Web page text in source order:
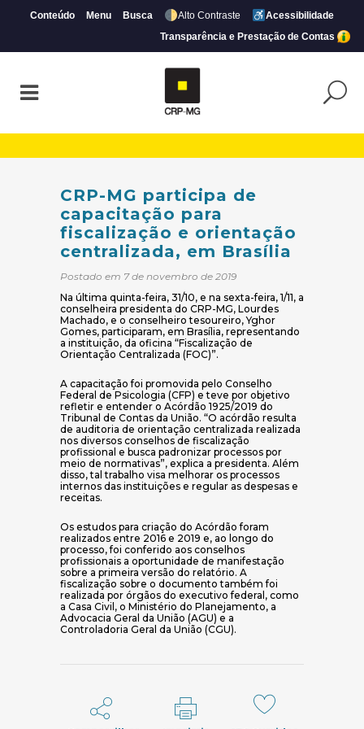
Conteúdo Menu Busca Alto Contraste
Acessibilidade
Transparência e Prestação de Contas
CRP-MG participa de
capacitação para
fiscalização e orientação
centralizada, em Brasília
Postado em 7 de novembro de 2019
Na última quinta-feira, 31/10, e na sexta-feira, 1/11, a
conselheira presidenta do CRP-MG, Lourdes
Machado, e o conselheiro tesoureiro, Yghor
Gomes, participaram, em Brasília, representando
a instituição, da oficina “Fiscalização de
Orientação Centralizada (FOC)”.
A capacitação foi promovida pelo Conselho
Federal de Psicologia (CFP) e teve por objetivo
refletir e entender o Acórdão 1925/2019 do
Tribunal de Contas da União. “O acórdão resulta
de auditoria de orientação centralizada realizada
nos diversos conselhos de fiscalização
profissional e busca padronizar processos por
meio de normativas”, explica a presidenta. Além
disso, tal trabalho visa melhorar os processos
internos das instituições e regular as despesas e
receitas.
Os estudos para criação do Acórdão foram
realizados entre 2016 e 2019 e, ao longo do
processo, foi conferido aos conselhos
profissionais a oportunidade de manifestação
sobre a primeira versão do relatório. A
fiscalização sobre o documento também foi
realizada por órgãos do executivo federal, como
a Casa Civil, o Ministério do Planejamento, a
Advocacia Geral da União (AGU) e a
Controladoria Geral da União (CGU).